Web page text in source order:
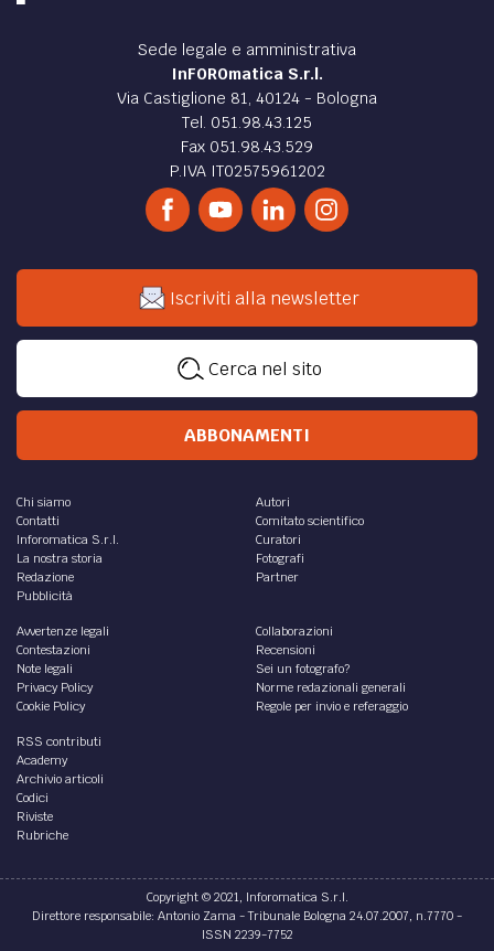
legale: il capitale intellettuale
Il professionista legale è sempre più un imprenditore e lo
studio una azienda, ma l’attività intellettuale resta il centro
Mario Alberto Catarozzo
Come gestire i conflitti nello studio
il conflitto di cui parliamo non riguarda la sfera “tecnica”
della professione bensì la sfera interna dello studio
diMario Alberto Catarozzo
DIRITTO / Avvocato d’ufficio sospeso per 2 mesi
per aver “bucato” due udienze
Sospensione del CNF per avvocato d'ufficio: non aveva
diRiccardo Radi
DIRITTO /
L'avvocato che non paga l’affitto di
Lo stato di bisogno non attenua la sanzione disciplinare
per l’inadempimento delle obbligazioni nei confronti dei
terzi
diRiccardo Radi
STORIA / Giorgio Ambrosoli: un uomo lasciato
solo, ricordo e intervista al figlio Umberto
Ricordare Giorgio Ambrosoli è un onore e un dovere.
diRiccardo Radi
L’ Avvocato può difendere chi sa